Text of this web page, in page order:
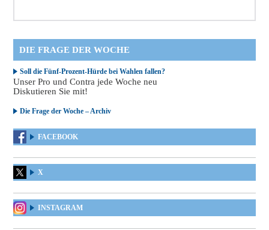
DIE FRAGE DER WOCHE
Soll die Fünf-Prozent-Hürde bei Wahlen fallen?
Unser Pro und Contra jede Woche neu
Diskutieren Sie mit!
Die Frage der Woche – Archiv
FACEBOOK
X
INSTAGRAM